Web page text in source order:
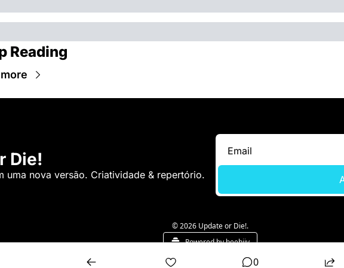
Reading
Die!
uma nova versão. Criatividade & repertório.
© 2026 Update or Die!.
Powered by beehiiv
0